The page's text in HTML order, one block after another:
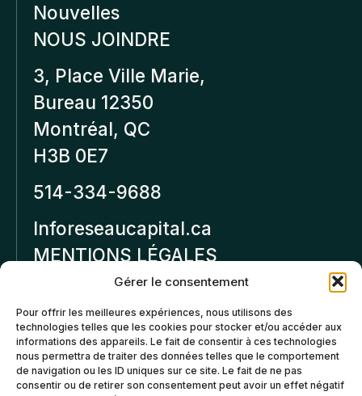
Gérer le consentement
Pour offrir les meilleures expériences, nous utilisons des
technologies telles que les cookies pour stocker et/ou accéder aux
informations des appareils. Le fait de consentir à ces technologies
nous permettra de traiter des données telles que le comportement
de navigation ou les ID uniques sur ce site. Le fait de ne pas
consentir ou de retirer son consentement peut avoir un effet négatif
Nouvelles
NOUS JOINDRE
3, Place Ville Marie,
Bureau 12350
Montréal, QC
H3B 0E7
514-334-9688
Inforeseaucapital.ca
MENTIONS LÉGALES
Politique de
confidentialité
Politiques d’annulation et
de remboursement